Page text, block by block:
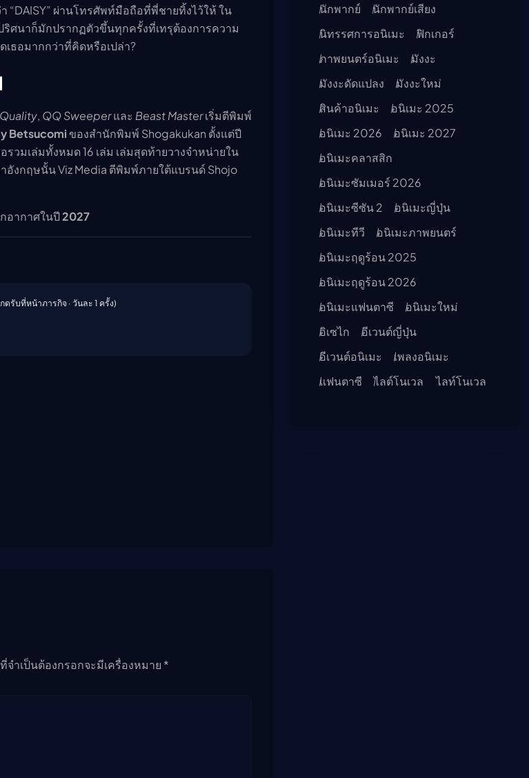
ผ่านโทรศัพท์มือถือที่พี่ชายทิ้งไว้ให้ ใน
ศนาก็มักปรากฏตัวขึ้นทุกครั้งที่เทรุต้องการความ
เธอมากกว่าที่คิดหรือเปล่า?
, QQ Sweeperและ Beast Masterเริ่มตีพิมพ์
Betsucomiของสำนักพิมพ์ Shogakukan ตั้งแต่ปี
วมเล่มทั้งหมด 16 เล่ม เล่มสุดท้ายวางจำหน่ายใน
งกฤษนั้น Viz Media ตีพิมพ์ภายใต้แบรนด์ Shojo
อากาศในปี2027
รับที่หน้าภารกิจ · วันละ 1 ครั้ง)
ำเป็นต้องกรอกจะมีเครื่องหมาย *
นักพากย์
นักพากย์เสียง
นิทรรศการอนิเมะ
ฟิกเกอร์
ภาพยนตร์อนิเมะ
มังงะ
มังงะดัดแปลง
มังงะใหม่
สินค้าอนิเมะ
อนิเมะ 2025
อนิเมะ 2026
อนิเมะ 2027
อนิเมะคลาสสิก
อนิเมะซัมเมอร์ 2026
อนิเมะซีซัน 2
อนิเมะญี่ปุ่น
อนิเมะทีวี
อนิเมะภาพยนตร์
อนิเมะฤดูร้อน 2025
อนิเมะฤดูร้อน 2026
อนิเมะแฟนตาซี
อนิเมะใหม่
อิเซไก
อีเวนต์ญี่ปุ่น
อีเวนต์อนิเมะ
เพลงอนิเมะ
แฟนตาซี
ไลต์โนเวล ไลท์โนเวล